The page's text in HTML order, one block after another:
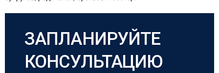
ЗАПЛАНИРУЙТЕ
КОНСУЛЬТАЦИЮ